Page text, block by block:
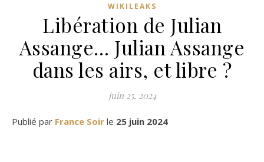
WIKILEAKS
Libération de Julian
Assange… Julian Assange
dans les airs, et libre ?
juin 25, 2024
Publié par France Soir le 25 juin 2024